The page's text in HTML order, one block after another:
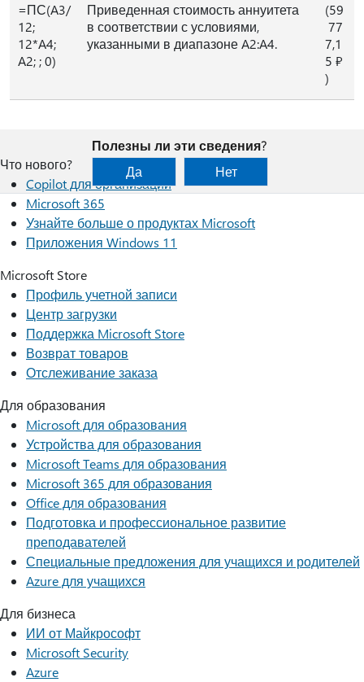
=ПС(A3/
12;
12*A4;
A2; ; 0)
Приведенная стоимость аннуитета
в соответствии с условиями,
указанными в диапазоне A2:A4.
(59
77
7,1
5 ₽
)
Полезны ли эти сведения?
Да
Нет
Что нового?
Copilot для организаций
Microsoft 365
Узнайте больше о продуктах Microsoft
Приложения Windows 11
Microsoft Store
Профиль учетной записи
Центр загрузки
Поддержка Microsoft Store
Возврат товаров
Отслеживание заказа
Для образования
Microsoft для образования
Устройства для образования
Microsoft Teams для образования
Microsoft 365 для образования
Office для образования
Подготовка и профессиональное развитие
преподавателей
Специальные предложения для учащихся и родителей
Azure для учащихся
Для бизнеса
ИИ от Майкрософт
Microsoft Security
Azure